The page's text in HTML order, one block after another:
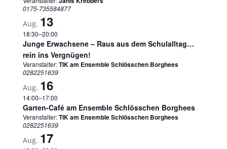
0175-735584877
Aug. 13
18:30–20:00
Junge Erwachsene – Raus aus dem Schulalltag…
rein ins Vergnügen!
Veranstalter:TIK am Ensemble Schlösschen Borghees
0282251639
Aug. 16
14:00–17:00
Garten-Café am Ensemble Schlösschen Borghees
Veranstalter:TIK am Ensemble Schlösschen Borghees
0282251639
Aug. 17